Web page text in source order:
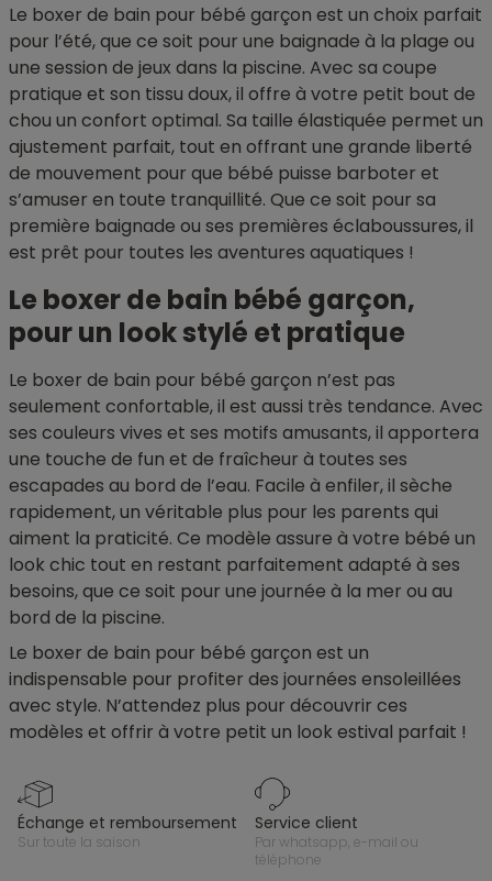
Le boxer de bain pour bébé garçon est un choix parfait
pour l’été, que ce soit pour une baignade à la plage ou
une session de jeux dans la piscine. Avec sa coupe
pratique et son tissu doux, il offre à votre petit bout de
chou un confort optimal. Sa taille élastiquée permet un
ajustement parfait, tout en offrant une grande liberté
de mouvement pour que bébé puisse barboter et
s’amuser en toute tranquillité. Que ce soit pour sa
première baignade ou ses premières éclaboussures, il
est prêt pour toutes les aventures aquatiques !
Le boxer de bain bébé garçon,
pour un look stylé et pratique
Le boxer de bain pour bébé garçon n’est pas
seulement confortable, il est aussi très tendance. Avec
ses couleurs vives et ses motifs amusants, il apportera
une touche de fun et de fraîcheur à toutes ses
escapades au bord de l’eau. Facile à enfiler, il sèche
rapidement, un véritable plus pour les parents qui
aiment la praticité. Ce modèle assure à votre bébé un
look chic tout en restant parfaitement adapté à ses
besoins, que ce soit pour une journée à la mer ou au
bord de la piscine.
Le boxer de bain pour bébé garçon est un
indispensable pour profiter des journées ensoleillées
avec style. N’attendez plus pour découvrir ces
modèles et offrir à votre petit un look estival parfait !
échange et remboursement
sur toute la saison
service client
par whatsapp, e-mail ou
téléphone